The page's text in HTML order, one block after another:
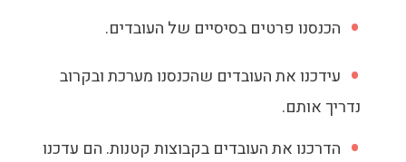
הכנסנו פרטים בסיסיים של העובדים.
עידכנו את העובדים שהכנסנו מערכת ובקרוב
נדריך אותם.
הדרכנו את העובדים בקבוצות קטנות. הם עדכנו